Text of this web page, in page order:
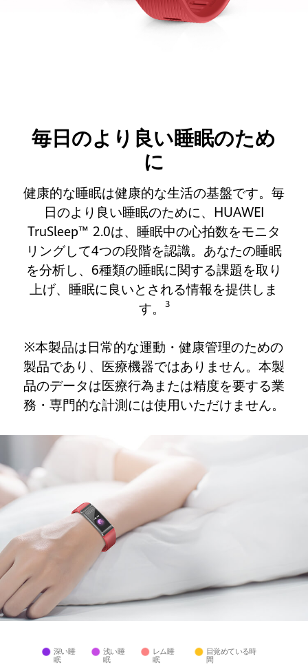
毎日のより良い睡眠のため
に
健康的な睡眠は健康的な生活の基盤です。毎
日のより良い睡眠のために、HUAWEI
TruSleep™ 2.0は、睡眠中の心拍数をモニタ
リングして4つの段階を認識。あなたの睡眠
を分析し、6種類の睡眠に関する課題を取り
上げ、睡眠に良いとされる情報を提供しま
す。
3
※本製品は日常的な運動・健康管理のための
製品であり、医療機器ではありません。本製
品のデータは医療行為または精度を要する業
務・専門的な計測には使用いただけません。
深い睡
眠
浅い睡
眠
レム睡
眠
目覚めている時
間